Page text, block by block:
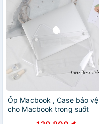
Ốp Macbook , Case bảo vệ
cho Macbook trong suốt